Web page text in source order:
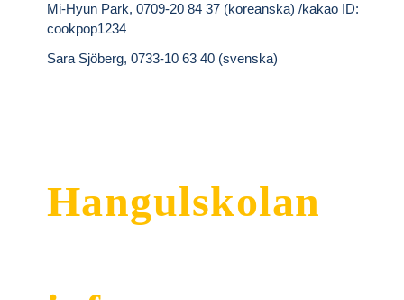
Mi-Hyun Park, 0709-20 84 37 (koreanska) /kakao ID:
cookpop1234
Sara Sjöberg, 0733-10 63 40 (svenska)
Hangulskolan